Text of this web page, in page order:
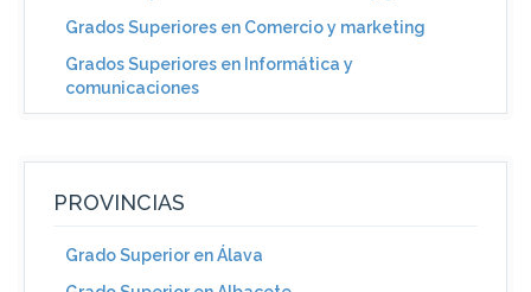
Grados Superiores en Comercio y marketing
Grados Superiores en Informática y
comunicaciones
PROVINCIAS
Grado Superior en Álava